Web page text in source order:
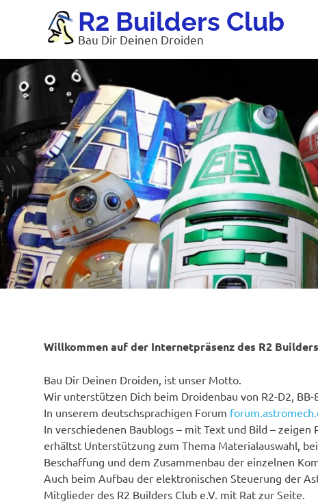
R2 Builders Club
Bau Dir Deinen Droiden
Willkommen auf der Internetpräsenz des R2
Bau Dir Deinen Droiden, ist unser Motto.
Wir unterstützen Dich beim Droidenbau von R2-D2, BB-
In unserem deutschsprachigen Forum
In verschiedenen Baublogs – mit Text und Bild –
erhältst Unterstützung zum Thema Materialauswahl,
Beschaffung und dem Zusammenbau der einzelnen
Auch beim Aufbau der elektronischen Steuerung der
Mitglieder des R2 Builders Club e.V. mit Rat zur Seite.